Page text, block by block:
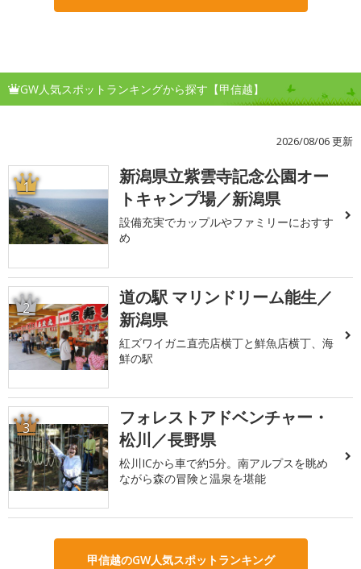
GW人気スポットランキングから探す【甲信越】
2026/08/06 更新
1
新潟県立紫雲寺記念公園オー
トキャンプ場／新潟県
設備充実でカップルやファミリーにおすす
め
2
道の駅 マリンドリーム能生／
新潟県
紅ズワイガニ直売店横丁と鮮魚店横丁、海
鮮の駅
3
フォレストアドベンチャー・
松川／長野県
松川ICから車で約5分。南アルプスを眺め
ながら森の冒険と温泉を堪能
甲信越のGW人気スポットランキング